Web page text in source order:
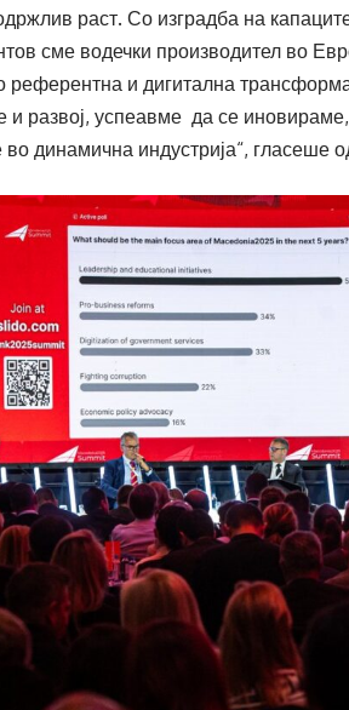
раст. Со изградба на
сме водечки производител во
референтна и дигитална
и развој, успеавме да се
динамична индустрија“, гласеше